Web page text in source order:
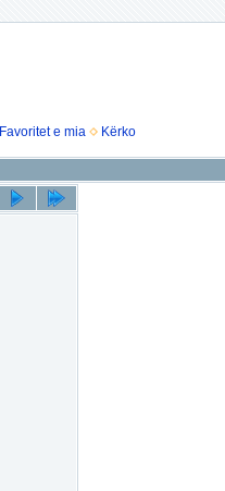
Favoritet e mia Kërko